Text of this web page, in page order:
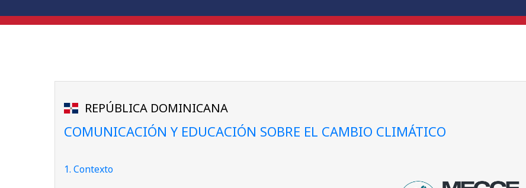
REPÚBLICA DOMINICANA
COMUNICACIÓN Y EDUCACIÓN SOBRE EL CAMBIO CLIMÁTICO
1. Contexto